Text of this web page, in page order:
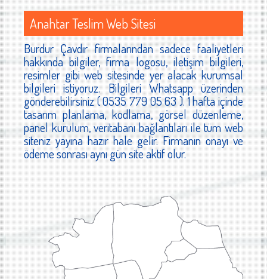
Anahtar Teslim Web Sitesi
Burdur Çavdır firmalarından sadece faaliyetleri
hakkında bilgiler, firma logosu, iletişim bilgileri,
resimler gibi web sitesinde yer alacak kurumsal
bilgileri istiyoruz. Bilgileri Whatsapp üzerinden
gönderebilirsiniz ( 0535 779 05 63 ). 1 hafta içinde
tasarım planlama, kodlama, görsel düzenleme,
panel kurulum, veritabanı bağlantıları ile tüm web
siteniz yayına hazır hale gelir. Firmanın onayı ve
ödeme sonrası aynı gün site aktif olur.